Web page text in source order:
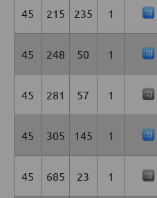
45 215 235 1
45 248 50 1
45 281 57 1
45 305 145 1
45 685 23 1